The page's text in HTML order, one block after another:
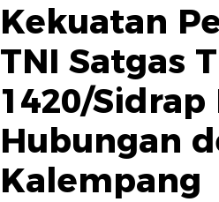
Kekuatan
TNI Satgas
1420/
Hubungan
Kalempang